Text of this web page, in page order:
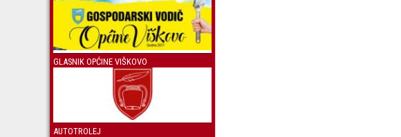
GLASNIK OPĆINE VIŠKOVO
AUTOTROLEJ